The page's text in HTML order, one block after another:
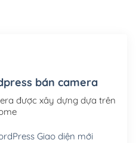
.org (1 năm)
năm)(+550,000₫)
bán camera
được xây dựng dựa trên
Giao diện mới